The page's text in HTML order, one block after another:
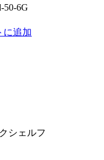
50-6G
に追加
シェルフ